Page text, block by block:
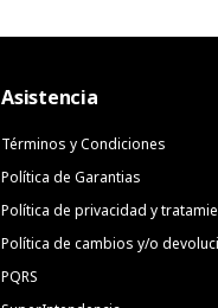
Asistencia
Términos y Condiciones
Política de Garantias
Política de privacidad y
Política de cambios y/o
PQRS